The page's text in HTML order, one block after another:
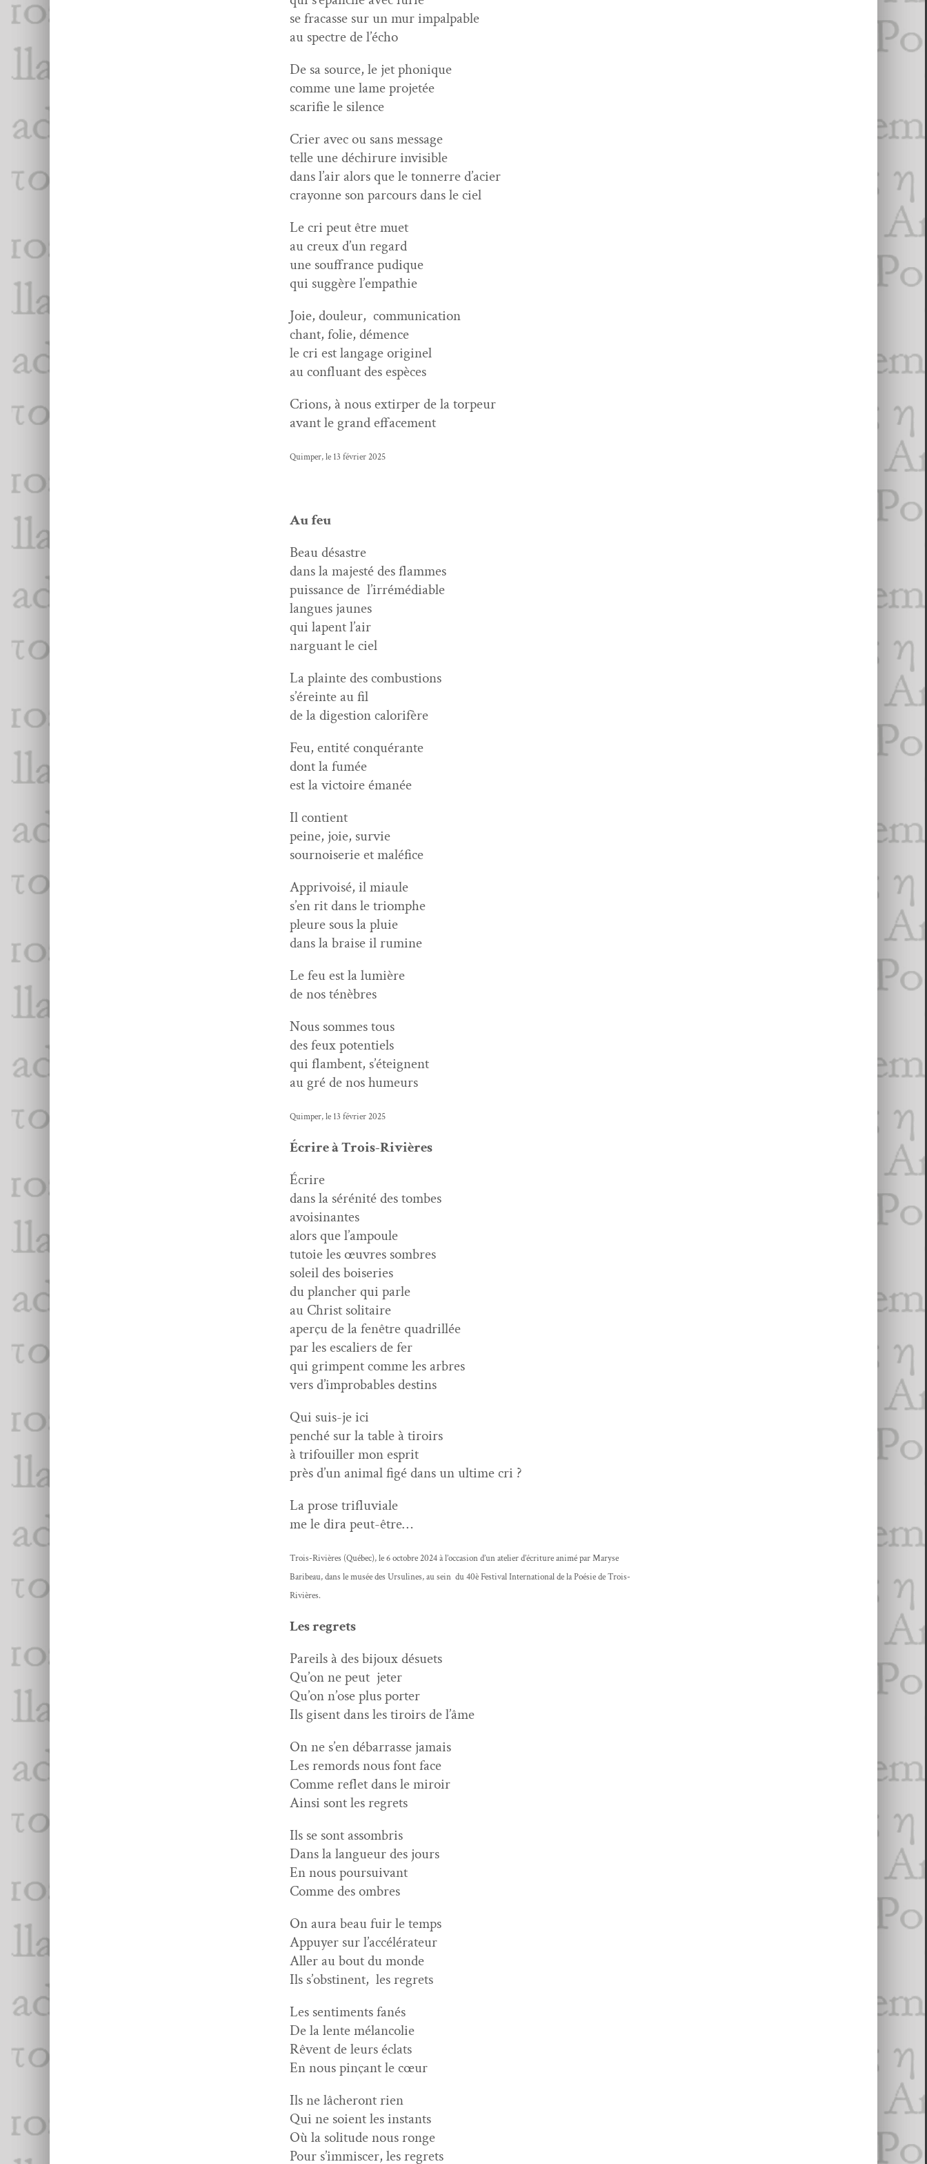
se fra­casse sur un mur impalpable
au spec­tre de l’écho
De sa source, le jet phonique
comme une lame projetée
scar­i­fie le silence
Crier avec ou sans message
telle une déchirure invisible
dans l’air alors que le ton­nerre d’acier
cray­onne son par­cours dans le ciel
Le cri peut être muet
au creux d’un regard
une souf­france pudique
qui sug­gère l’empathie
Joie, douleur, com­mu­ni­ca­tion
chant, folie, démence
le cri est lan­gage originel
au con­flu­ant des espèces
Crions, à nous extir­p­er de la torpeur
avant le grand effacement
Quim­per, le 13 févri­er 2025
Au feu
Beau désas­tre
dans la majesté des flammes
puis­sance de l’irrémédiable
langues jaunes
qui lapent l’air
nar­guant le ciel
La plainte des combustions
s’éreinte au fil
de la diges­tion calorifère
Feu, entité conquérante
dont la fumée
est la vic­toire émanée
Il con­tient
peine, joie, survie
sournois­erie et maléfice
Apprivoisé, il miaule
s’en rit dans le triomphe
pleure sous la pluie
dans la braise il rumine
Le feu est la lumière
de nos ténèbres
Nous sommes tous
des feux potentiels
qui flam­bent, s’éteignent
au gré de nos humeurs
Quim­per, le 13 févri­er 2025
Écrire à Trois-Rivières
Écrire
dans la sérénité des tombes
avoisinantes
alors que l’ampoule
tutoie les œuvres sombres
soleil des boiseries
du planch­er qui parle
au Christ solitaire
aperçu de la fenêtre quadrillée
par les escaliers de fer
qui grimpent comme les arbres
vers d’improbables destins
Qui suis-je ici
penché sur la table à tiroirs
à tri­fouiller mon esprit
près d’un ani­mal figé dans un ultime cri ?
La prose trifluviale
me le dira peut-être…
Trois-Riv­ières (Québec), le 6 octo­bre 2024 à l’occasion d’un ate­lier d’écriture ani­mé par Maryse
Baribeau, dans le musée des Ursu­lines, au sein du 40è Fes­ti­val Inter­na­tion­al de la Poésie de Trois-
Rivières.
Les regrets
Pareils à des bijoux désuets
Qu’on ne peut jeter
Qu’on n’ose plus porter
Ils gisent dans les tiroirs de l’âme
On ne s’en débar­rasse jamais
Les remords nous font face
Comme reflet dans le miroir
Ain­si sont les regrets
Ils se sont assombris
Dans la langueur des jours
En nous poursuivant
Comme des ombres
On aura beau fuir le temps
Appuy­er sur l’accélérateur
Aller au bout du monde
Ils s’obstinent, les regrets
Les sen­ti­ments fanés
De la lente mélancolie
Rêvent de leurs éclats
En nous pinçant le cœur
Ils ne lâcheront rien
Qui ne soient les instants
Où la soli­tude nous ronge
Pour s’immiscer, les regrets